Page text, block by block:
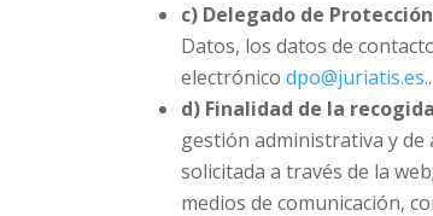
c) Delegado de
Datos, los datos de
electrónicodpo@juriatis.es..
d) Finalidad de la
gestión administrativa y de
solicitada a través de la
medios de comunicación,